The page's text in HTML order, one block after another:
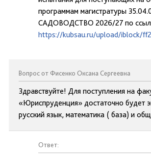
программам магистратуры
САДОВОДСТВО 2026/27 по
https://kubsau.ru/upload/iblock/
Вопрос от Фисенко Оксана Сергеевна
Здравствуйте! Для поступления на
«Юриспруденция» достаточно будет
русский язык, математика ( база) и
Ответ: